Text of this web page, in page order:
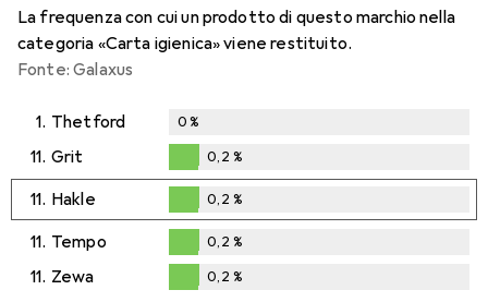
La frequenza con cui un prodotto di questo marchio nella
categoria «Carta igienica» viene restituito.
Fonte: Galaxus
1. Thetford 0%
11. Grit
0,2%
0,2 %
11. Hakle
0,2%
0,2 %
11. Tempo
0,2%
0,2 %
11. Zewa 0,2 %